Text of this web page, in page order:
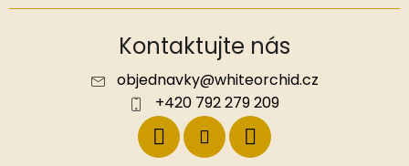
Kontaktujte nás
objednavky@whiteorchid.cz
+420 792 279 209